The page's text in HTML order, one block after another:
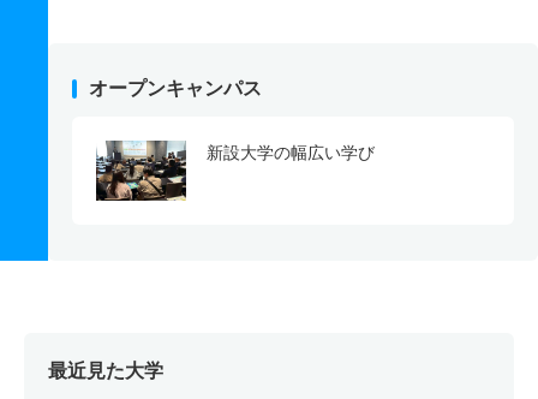
オープンキャンパス
新設大学の幅広い学び
最近見た大学